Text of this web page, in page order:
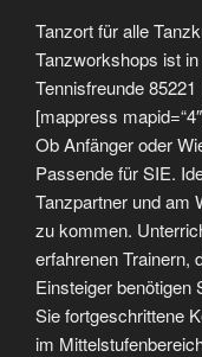
Tanzort für alle
Tanzworkshops ist
Tennisfreunde
[mappress
Ob Anfänger oder
Passende für SIE.
Tanzpartner und am
zu kommen.
erfahrenen Trainern,
Einsteiger benötigen
Sie fortgeschrittene
im